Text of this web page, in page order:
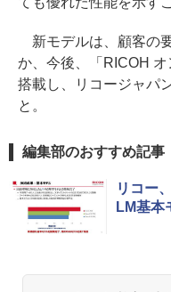
新モデルは、顧客の
か、今後、「RICOH
搭載し、リコージャパ
と。
編集部のおすすめ記事
リコー
LM基本